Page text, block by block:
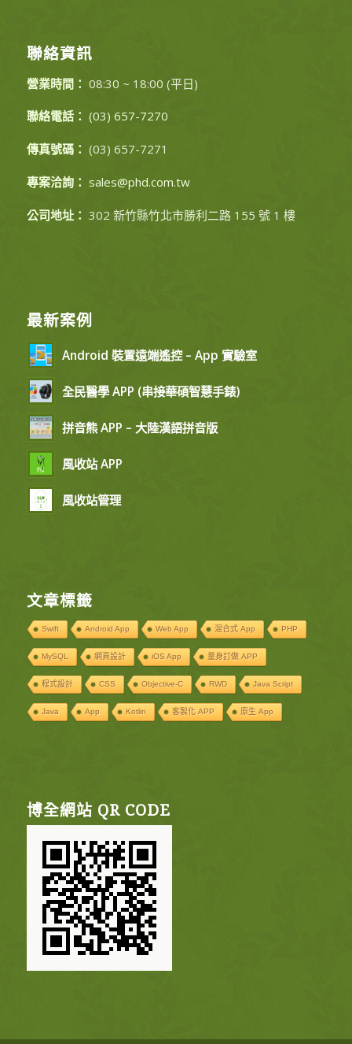
聯絡資訊
營業時間： 08:30 ~ 18:00 (平日)
聯絡電話： (03) 657-7270
傳真號碼： (03) 657-7271
專案洽詢： sales@phd.com.tw
公司地址： 302 新竹縣竹北市勝利二路 155 號 1 樓
最新案例
Android 裝置遠端遙控 – App 實驗室
全民醫學 APP (串接華碩智慧手錶)
拼音熊 APP – 大陸漢語拼音版
風收站 APP
風收站管理
文章標籤
Swift Android App Web App 混合式 App PHP
MySQL 網頁設計 iOS App 量身訂做 APP
程式設計 CSS Objective-C RWD Java Script
Java App Kotlin 客製化 APP 原生 App
博全網站 QR CODE